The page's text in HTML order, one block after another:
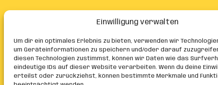
Einwilligung verwalten
Um dir ein optimales Erlebnis zu bieten, verwenden wir
um Geräteinformationen zu speichern und/oder darauf
diesen Technologien zustimmst, können wir Daten wie das
eindeutige IDs auf dieser Website verarbeiten. Wenn du deine
erteilst oder zurückziehst, können bestimmte Merkmale und